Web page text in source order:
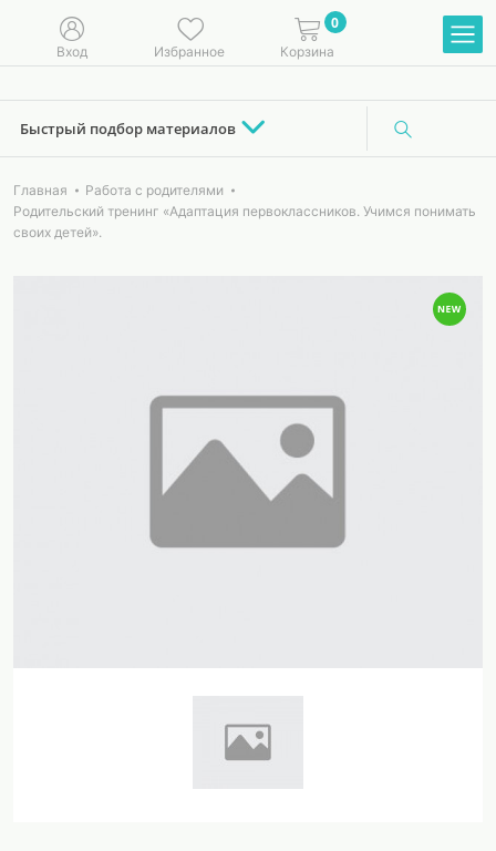
Вход Избранное
0
Корзина
Быстрый подбор материалов
Главная
Работа с родителями
Родительский тренинг «Адаптация первоклассников. Учимся понимать
своих детей».